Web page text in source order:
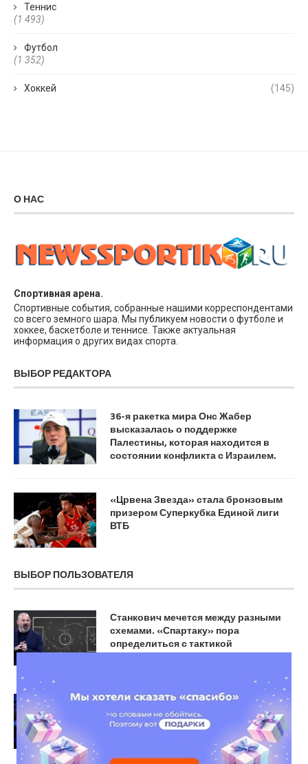
Теннис
(1 493)
Футбол
(1 352)
Хоккей (145)
О НАС
Спортивная арена.
Спортивные события, собранные нашими корреспондентами
со всего земного шара. Мы публикуем новости о футболе и
хоккее, баскетболе и теннисе. Также актуальная
информация о других видах спорта.
ВЫБОР РЕДАКТОРА
36-я ракетка мира Онс Жабер
высказалась о поддержке
Палестины, которая находится в
состоянии конфликта с Израилем.
«Црвена Звезда» стала бронзовым
призером Суперкубка Единой лиги
ВТБ
ВЫБОР ПОЛЬЗОВАТЕЛЯ
Станкович мечется между разными
схемами. «Спартаку» пора
определиться с тактикой
Россияне завоевали три медали на
Универсиаде в Германии